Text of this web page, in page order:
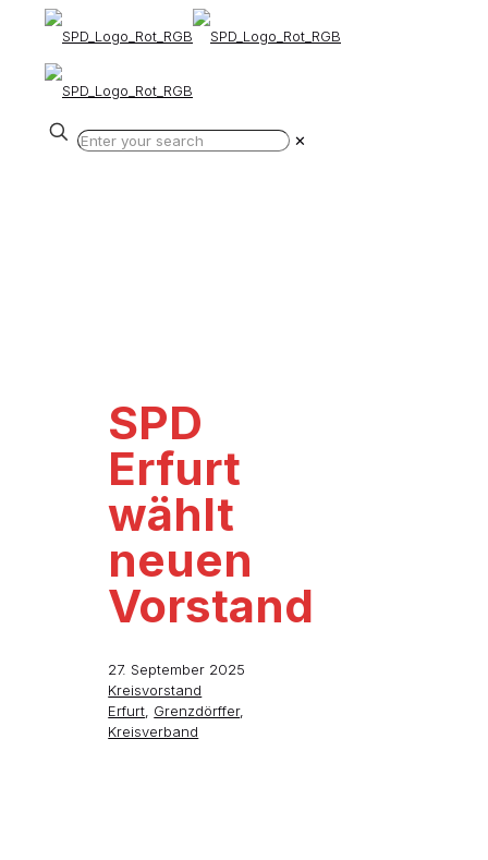
✕
SPD
Erfurt
wählt
neuen
Vorstand
27. September 2025
Kreisvorstand
Erfurt, Grenzdörffer,
Kreisverband